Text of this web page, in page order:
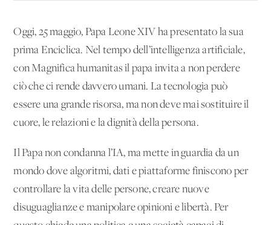
Oggi, 25 maggio, Papa Leone XIV ha presentato la sua
prima Enciclica. Nel tempo dell’intelligenza artificiale,
con Magnifica humanitas il papa invita a non perdere
ciò che ci rende davvero umani. La tecnologia può
essere una grande risorsa, ma non deve mai sostituire il
cuore, le relazioni e la dignità della persona.
Il Papa non condanna l’IA, ma mette in guardia da un
mondo dove algoritmi, dati e piattaforme finiscono per
controllare la vita delle persone, creare nuove
disuguaglianze e manipolare opinioni e libertà. Per